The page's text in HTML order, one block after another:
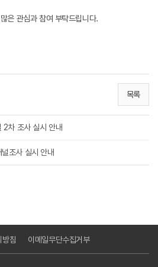
은 관심과 참여 부탁드립니다.
목록
2차 조사 실시 안내
조사 실시 안내
방침 이메일무단수집거부